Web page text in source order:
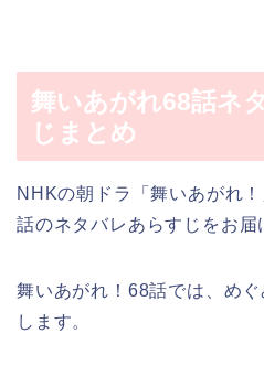
舞いあがれ68話ネ
じまとめ
NHKの朝ドラ「舞いあがれ
話のネタバレあらすじをお届
舞いあがれ！68話では、め
します。